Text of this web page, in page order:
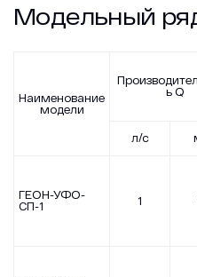
Модельный
Наименование
модели
ь Q
л/с
ГЕОН-УФО-
СП-1
1